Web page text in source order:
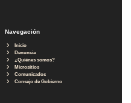
Navegación
Inicio
Denuncia
¿Quiénes somos?
Micrositios
Comunicados
Consejo de Gobierno